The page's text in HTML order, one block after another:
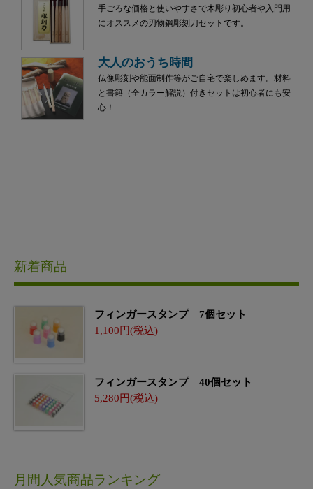
手ごろな価格と使いやすさで木彫り初心者や入門用
にオススメの刃物鋼彫刻刀セットです。
大人のおうち時間
仏像彫刻や能面制作等がご自宅で楽しめます。材料
と書籍（全カラー解説）付きセットは初心者にも安
心！
新着商品
フィンガースタンプ 7個セット
1,100
フィンガースタンプ 40個セット
5,280
月間人気商品ランキング